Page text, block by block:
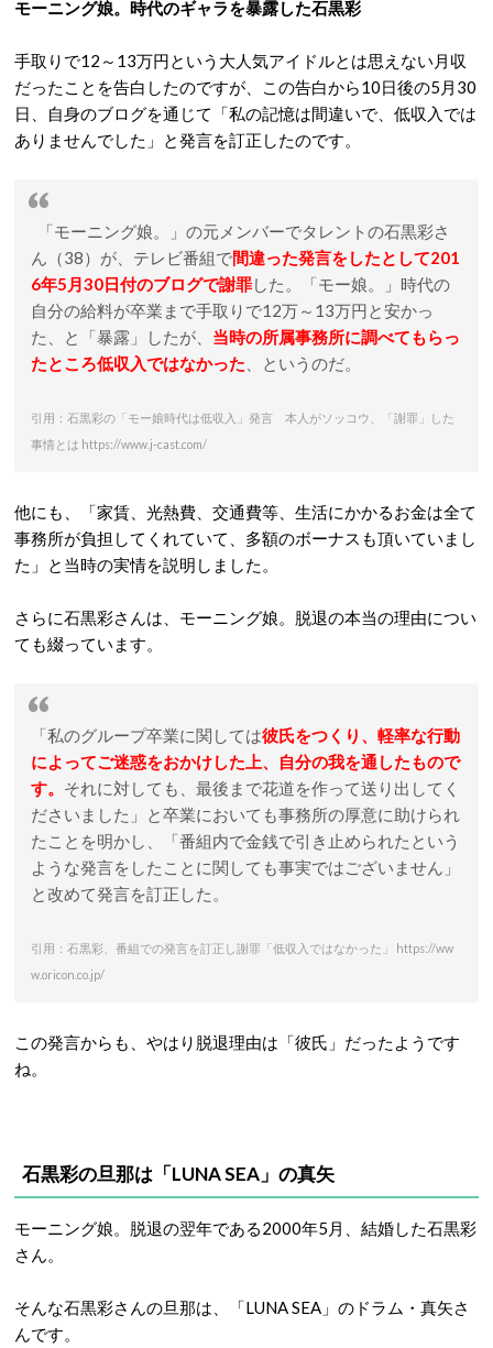
モーニング娘。時代のギャラを暴露した石黒彩
手取りで12～13万円という大人気アイドルとは思えない月収
だったことを告白したのですが、この告白から10日後の5月30
日、自身のブログを通じて「私の記憶は間違いで、低収入では
ありませんでした」と発言を訂正したのです。
「モーニング娘。」の元メンバーでタレントの石黒彩さ
ん（38）が、テレビ番組で間違った発言をしたとして201
6年5月30日付のブログで謝罪した。「モー娘。」時代の
自分の給料が卒業まで手取りで12万～13万円と安かっ
た、と「暴露」したが、 当時の所属事務所に調べてもらっ
たところ低収入ではなかった 、というのだ。
引用：石黒彩の「モー娘時代は低収入」発言 本人がソッコウ、「謝罪」した
事情とは https://www.j-cast.com/
他にも、「家賃、光熱費、交通費等、生活にかかるお金は全て
事務所が負担してくれていて、多額のボーナスも頂いていまし
た」と当時の実情を説明しました。
さらに石黒彩さんは、モーニング娘。脱退の本当の理由につい
ても綴っています。
「私のグループ卒業に関しては彼氏をつくり、軽率な行動
によってご迷惑をおかけした上、自分の我を通したもので
す。 それに対しても、最後まで花道を作って送り出してく
ださいました」と卒業においても事務所の厚意に助けられ
たことを明かし、「番組内で金銭で引き止められたという
ような発言をしたことに関しても事実ではございません」
と改めて発言を訂正した。
引用：石黒彩、番組での発言を訂正し謝罪「低収入ではなかった」 https://ww
w.oricon.co.jp/
この発言からも、やはり脱退理由は「彼氏」だったようです
ね。
石黒彩の旦那は「LUNA SEA」の真矢
モーニング娘。脱退の翌年である2000年5月、結婚した石黒彩
さん。
そんな石黒彩さんの旦那は、「LUNA SEA」のドラム・真矢さ
んです。